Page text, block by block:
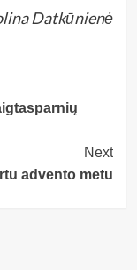
Datkūnienė
Next
advento metu